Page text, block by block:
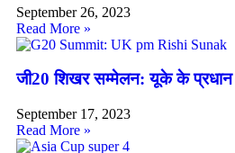
September 26, 2023
Read More »
जी20 शिखर सम्मेलन: यूके के
September 17, 2023
Read More »